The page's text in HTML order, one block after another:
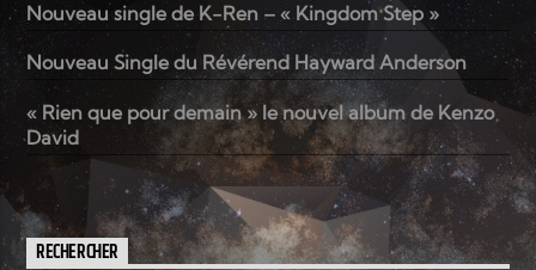
Nouveau single de K-Ren – « Kingdom Step »
Nouveau Single du Révérend Hayward Anderson
« Rien que pour demain » le nouvel album de Kenzo
David
RECHERCHER